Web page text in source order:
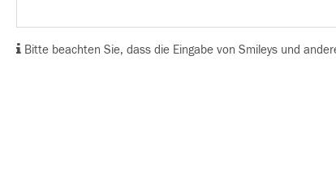
Bitte beachten Sie, dass die Eingabe von Smileys und